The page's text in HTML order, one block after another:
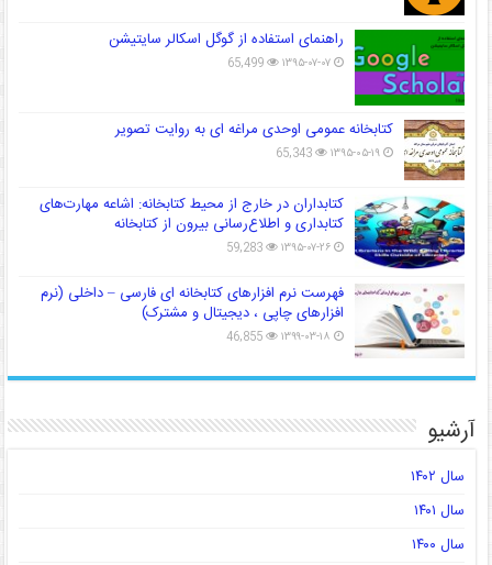
راهنمای استفاده از گوگل اسکالر سایتیشن
۱۳۹۵-۰۷-۰۷ 65,499
کتابخانه عمومی اوحدی مراغه ای به روایت تصویر
۱۳۹۵-۰۵-۱۹ 65,343
کتابداران در خارج از محیط کتابخانه: اشاعه مهارت‌های
کتابداری و اطلاع‌رسانی بیرون از کتابخانه
۱۳۹۵-۰۷-۲۶ 59,283
فهرست نرم افزارهای کتابخانه ای فارسی – داخلی (نرم
افزارهای چاپی ، دیجیتال و مشترک)
۱۳۹۹-۰۳-۱۸ 46,855
آرشیو
سال ۱۴۰۲
سال ۱۴۰۱
سال ۱۴۰۰